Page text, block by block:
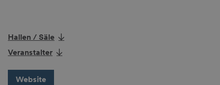
Hallen / Säle
Veranstalter
Website